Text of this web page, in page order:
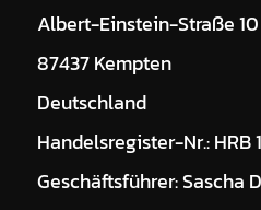
Albert-Einstein-Straße 10
87437 Kempten
Deutschland
Handelsregister-Nr.: HRB
Geschäftsführer: Sascha